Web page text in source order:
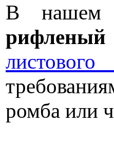
В нашем
листового
ромба или